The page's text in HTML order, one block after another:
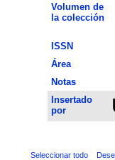
Volumen de
la colección
ISSN
Área
Notas
Insertado
por
Seleccionar todo